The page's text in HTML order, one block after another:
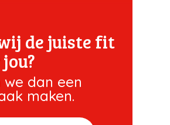
de juiste fit
we dan een
maken.